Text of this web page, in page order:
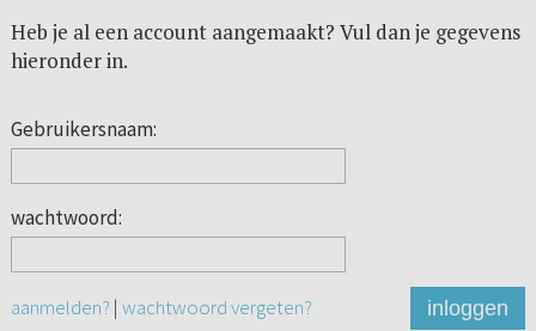
Heb je al een account aangemaakt? Vul dan je gegevens
hieronder in.
Gebruikersnaam:
wachtwoord:
aanmelden? | wachtwoord vergeten? inloggen